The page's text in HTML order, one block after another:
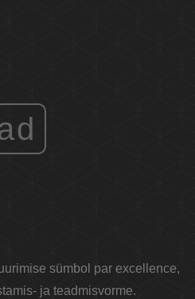
sümbol par excellence,
ja teadmisvorme.